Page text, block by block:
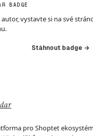
BADGE
vystavte si na své
Stáhnout badge →
pro Shoptet